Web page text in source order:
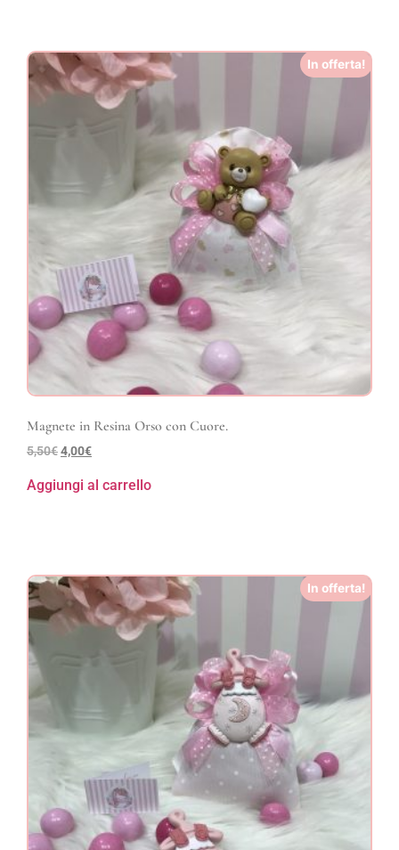
In offerta!
Magnete in Resina Orso con Cuore.
5,50€4,00€
Aggiungi al carrello
In offerta!